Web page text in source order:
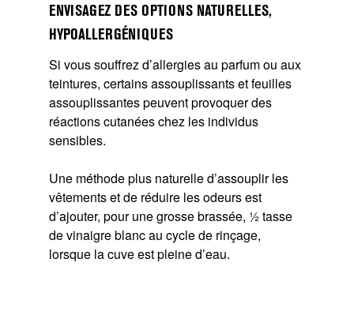
ENVISAGEZ DES OPTIONS NATURELLES,
HYPOALLERGÉNIQUES
Si vous souffrez d’allergies au parfum ou aux
teintures, certains assouplissants et feuilles
assouplissantes peuvent provoquer des
réactions cutanées chez les individus
sensibles.
Une méthode plus naturelle d’assouplir les
vêtements et de réduire les odeurs est
d’ajouter, pour une grosse brassée, ½ tasse
de vinaigre blanc au cycle de rinçage,
lorsque la cuve est pleine d’eau.